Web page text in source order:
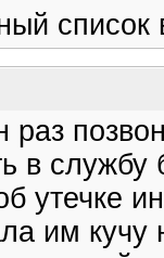
список
раз
в службу
утечке
им кучу